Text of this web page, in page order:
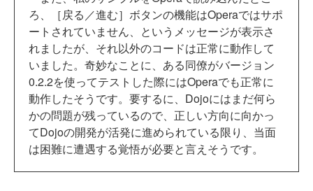
ろ、［戻る／進む］ボタンの機能はOperaではサポ
ートされていません、というメッセージが表示さ
れましたが、それ以外のコードは正常に動作して
いました。奇妙なことに、ある同僚がバージョン
0.2.2を使ってテストした際にはOperaでも正常に
動作したそうです。要するに、Dojoにはまだ何ら
かの問題が残っているので、正しい方向に向かっ
てDojoの開発が活発に進められている限り、当面
は困難に遭遇する覚悟が必要と言えそうです。